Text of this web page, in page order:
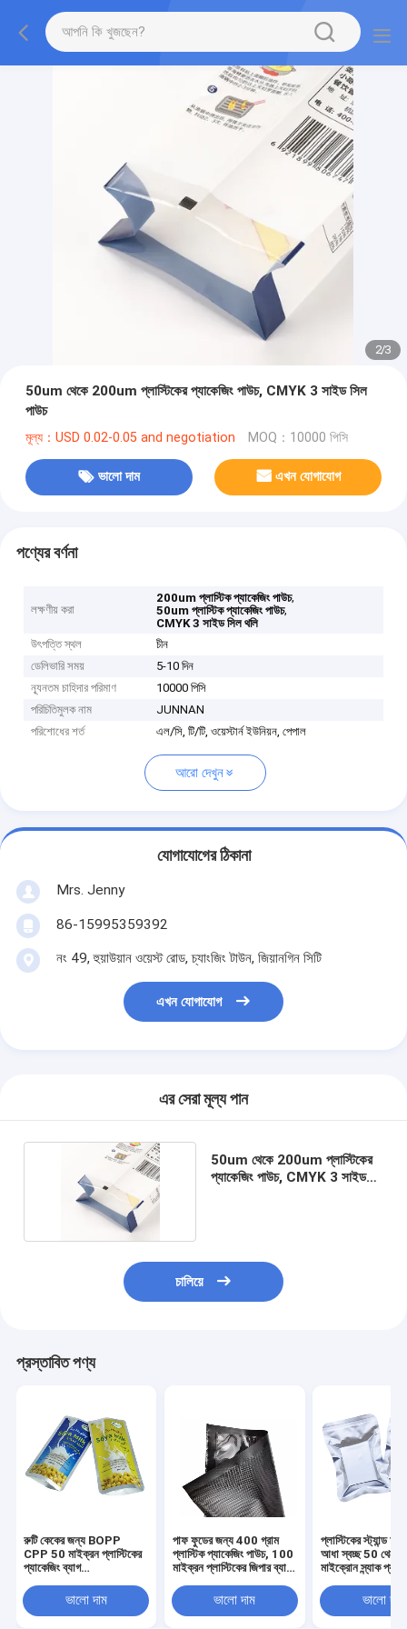
2/3
50um থেকে 200um প্লাস্টিকের প্যাকেজিং পাউচ, CMYK 3 সাইড সিল
পাউচ
মূল্য：USD 0.02-0.05 and negotiation MOQ：10000 পিসি
ভালো দাম এখন যোগাযোগ
পণ্যের বর্ণনা
লক্ষণীয় করা
200um প্লাস্টিক প্যাকেজিং পাউচ,
50um প্লাস্টিক প্যাকেজিং পাউচ,
CMYK 3 সাইড সিল থলি
উৎপত্তি স্থল
চীন
ডেলিভারি সময়
5-10 দিন
ন্যূনতম চাহিদার পরিমাণ
10000 পিসি
পরিচিতিমুলক নাম
JUNNAN
পরিশোধের শর্ত
এল/সি, টি/টি, ওয়েস্টার্ন ইউনিয়ন, পেপাল
আরো দেখুন
যোগাযোগের ঠিকানা
Mrs. Jenny
86-15995359392
নং 49, হুয়াউয়ান ওয়েস্ট রোড, চ্যাংজিং টাউন, জিয়ানগিন সিটি
এখন যোগাযোগ
এর সেরা মূল্য পান
50um থেকে 200um প্লাস্টিকের
প্যাকেজিং পাউচ, CMYK 3 সাইড
চালিয়ে
প্রস্তাবিত পণ্য
রুটি কেকের জন্য BOPP
CPP 50 মাইক্রন প্লাস্টিকের
প্যাকেজিং ব্যাগ
ভালো দাম
পাফ ফুডের জন্য 400 গ্রাম
প্লাস্টিক প্যাকেজিং পাউচ, 100
মাইক্রন প্লাস্টিকের জিপার ব্যাগ
ভালো দাম
প্লাস্টিকের স্ট্যান্ড
আধা স্বচ্ছ 50 থেকে
মাইক্রোন স্ন্যাক
ভালো দাম